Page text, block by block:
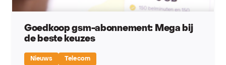
Goedkoop gsm-abonnement: Mega bij
de beste keuzes
Nieuws Telecom